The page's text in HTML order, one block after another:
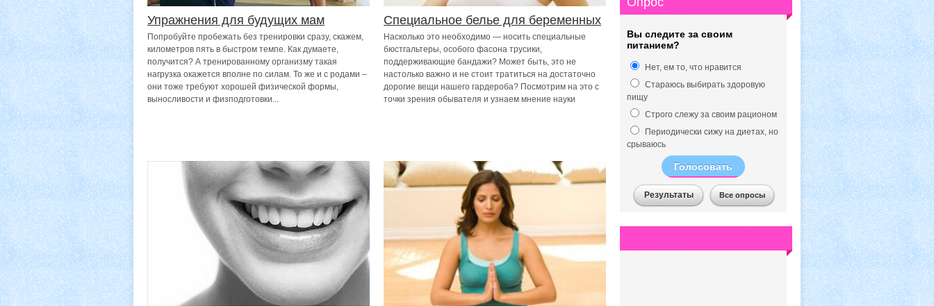
Упражнения для будущих мам
Попробуйте пробежать без тренировки сразу, скажем,
километров пять в быстром темпе. Как думаете,
получится? А тренированному организму такая
нагрузка окажется вполне по силам. То же и с родами –
они тоже требуют хорошей физической формы,
выносливости и физподготовки...
Специальное белье для беременных
Насколько это необходимо — носить специальные
бюстгальтеры, особого фасона трусики,
поддерживающие бандажи? Может быть, это не
настолько важно и не стоит тратиться на достаточно
дорогие вещи нашего гардероба? Посмотрим на это с
точки зрения обывателя и узнаем мнение науки
Вы следите за своим
питанием?
Нет, ем то, что нравится
Стараюсь выбирать здоровую
пищу
Строго слежу за своим рационом
Периодически сижу на диетах, но
срываюсь
Голосовать
Результаты Все опросы